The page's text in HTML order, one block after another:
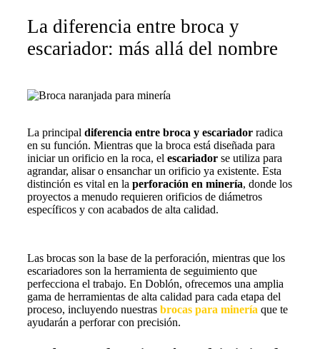
La diferencia entre broca y
escariador: más allá del nombre
La principal diferencia entre broca y escariador radica
en su función. Mientras que la broca está diseñada para
iniciar un orificio en la roca, el escariador se utiliza para
agrandar, alisar o ensanchar un orificio ya existente. Esta
distinción es vital en la perforación en minería, donde los
proyectos a menudo requieren orificios de diámetros
específicos y con acabados de alta calidad.
Las brocas son la base de la perforación, mientras que los
escariadores son la herramienta de seguimiento que
perfecciona el trabajo. En Doblón, ofrecemos una amplia
gama de herramientas de alta calidad para cada etapa del
proceso, incluyendo nuestras brocas para minería que te
ayudarán a perforar con precisión.